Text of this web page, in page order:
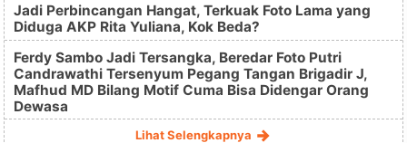
Jadi Perbincangan Hangat, Terkuak Foto Lama yang
Diduga AKP Rita Yuliana, Kok Beda?
Ferdy Sambo Jadi Tersangka, Beredar Foto Putri
Candrawathi Tersenyum Pegang Tangan Brigadir J,
Mafhud MD Bilang Motif Cuma Bisa Didengar Orang
Dewasa
Lihat Selengkapnya